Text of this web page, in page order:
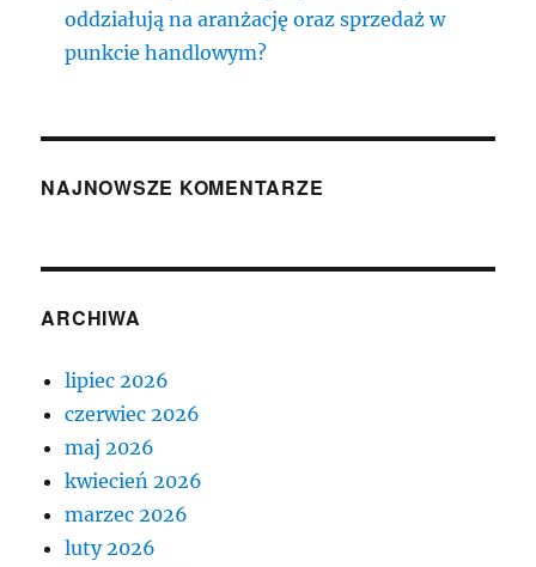
oddziałują na aranżację oraz sprzedaż w
punkcie handlowym?
NAJNOWSZE KOMENTARZE
ARCHIWA
lipiec 2026
czerwiec 2026
maj 2026
kwiecień 2026
marzec 2026
luty 2026